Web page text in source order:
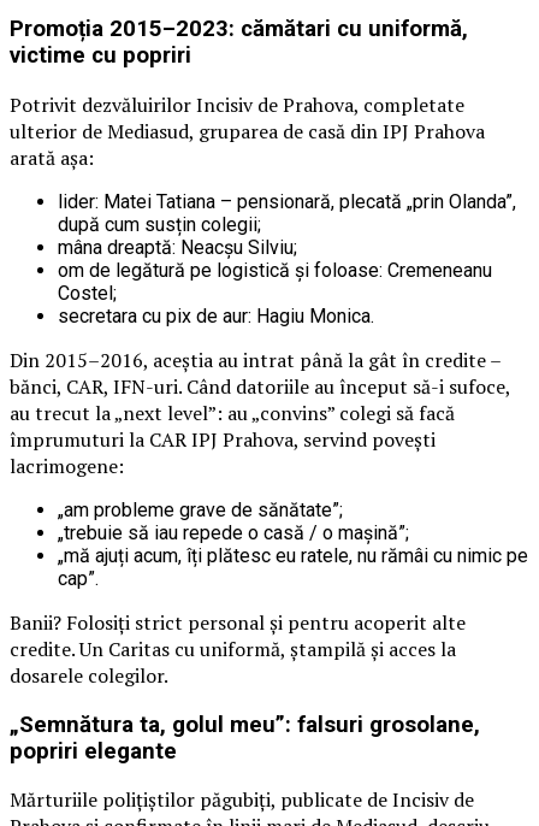
Promoția 2015–2023: cămătari cu uniformă,
victime cu popriri
Potrivit dezvăluirilor Incisiv de Prahova, completate
ulterior de Mediasud, gruparea de casă din IPJ Prahova
arată așa:
lider: Matei Tatiana – pensionară, plecată „prin Olanda”,
după cum susțin colegii;
mâna dreaptă: Neacșu Silviu;
om de legătură pe logistică și foloase: Cremeneanu
Costel;
secretara cu pix de aur: Hagiu Monica.
Din 2015–2016, aceștia au intrat până la gât în credite –
bănci, CAR, IFN-uri. Când datoriile au început să-i sufoce,
au trecut la „next level”: au „convins” colegi să facă
împrumuturi la CAR IPJ Prahova, servind povești
lacrimogene:
„am probleme grave de sănătate”;
„trebuie să iau repede o casă / o mașină”;
„mă ajuți acum, îți plătesc eu ratele, nu rămâi cu nimic pe
cap”.
Banii? Folosiți strict personal și pentru acoperit alte
credite. Un Caritas cu uniformă, ștampilă și acces la
dosarele colegilor.
„Semnătura ta, golul meu”: falsuri grosolane,
popriri elegante
Mărturiile polițiștilor păgubiți, publicate de Incisiv de